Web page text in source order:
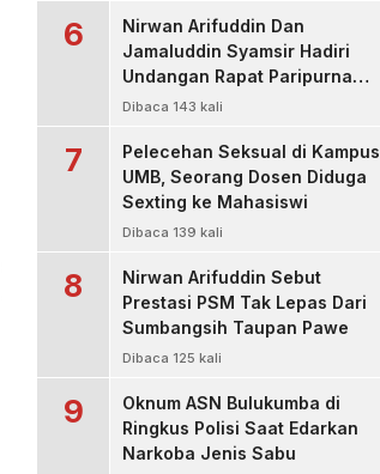
6
Nirwan Arifuddin Dan
Jamaluddin Syamsir Hadiri
Undangan Rapat Paripurna
DPP Partai Golkar,Persiapan
2024
Dibaca 143 kali
7
Pelecehan Seksual di Kampus
UMB, Seorang Dosen Diduga
Sexting ke Mahasiswi
Dibaca 139 kali
8
Nirwan Arifuddin Sebut
Prestasi PSM Tak Lepas Dari
Sumbangsih Taupan Pawe
Dibaca 125 kali
9
Oknum ASN Bulukumba di
Ringkus Polisi Saat Edarkan
Narkoba Jenis Sabu